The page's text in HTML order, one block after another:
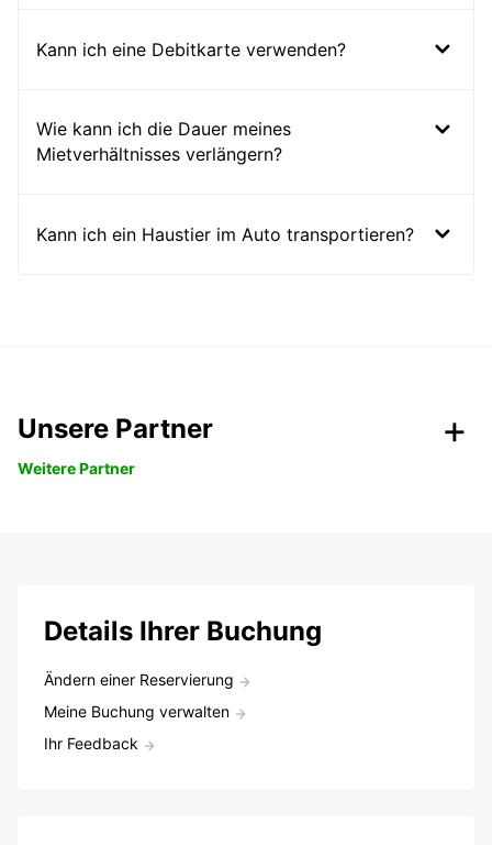
Kann ich eine Debitkarte verwenden?
Wie kann ich die Dauer meines
Mietverhältnisses verlängern?
Kann ich ein Haustier im Auto transportieren?
Unsere Partner
Weitere Partner
Details Ihrer Buchung
Ändern einer Reservierung
Meine Buchung verwalten
Ihr Feedback